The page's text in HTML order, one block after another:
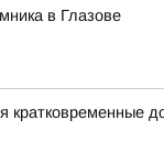
в Глазове